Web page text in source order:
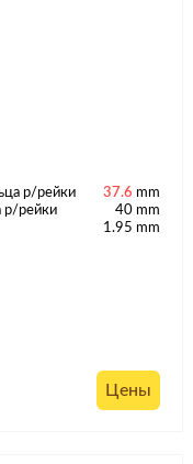
р/рейки 37.6 mm
р/рейки
40 mm
1.95 mm
Цены